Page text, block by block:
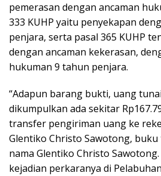
pemerasan dengan ancaman
333 KUHP yaitu penyekapan
penjara, serta pasal 365 KUHP
dengan ancaman kekerasan,
hukuman 9 tahun penjara.
“Adapun barang bukti, uang
dikumpulkan ada sekitar
transfer pengiriman uang ke
Glentiko Christo Sawotong, buku
nama Glentiko Christo
kejadian perkaranya di